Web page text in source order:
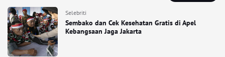
Selebriti
Sembako dan Cek Kesehatan Gratis di Apel
Kebangsaan Jaga Jakarta